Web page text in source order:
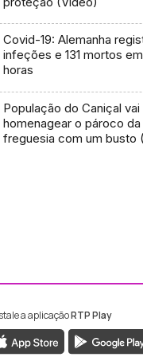
Covid-19: Alemanha
infeções e 131 mortos
horas
População do Caniçal vai
homenagear o pároco da
freguesia com um busto
Madeira
RTP Madeira
a aplicaçãoRTP Play